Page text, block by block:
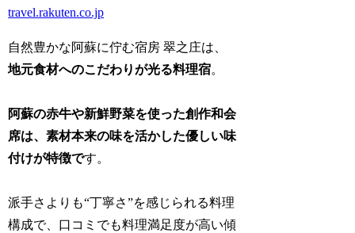
travel.rakuten.co.jp
自然豊かな阿蘇に佇む宿房 翠之庄は、
地元食材へのこだわりが光る料理宿。
阿蘇の赤牛や新鮮野菜を使った創作和会
席は、素材本来の味を活かした優しい味
付けが特徴です。
派手さよりも“丁寧さ”を感じられる料理
構成で、口コミでも料理満足度が高い傾